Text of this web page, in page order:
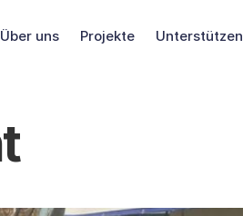
Über uns Projekte Unterstützen